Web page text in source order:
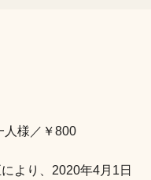
人様／￥800
より、2020年4月1日